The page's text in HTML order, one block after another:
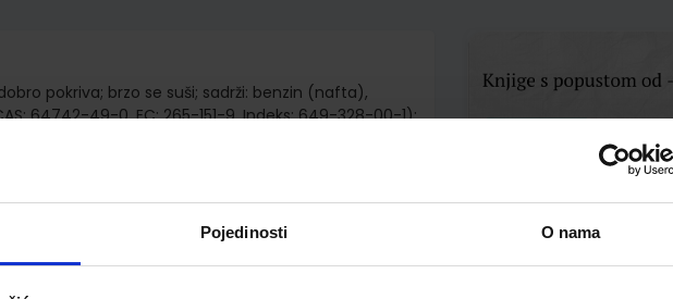
Pojedinosti O nama
pokriva; brzo se suši; sadrži: benzin (nafta),
64742-49-0, EC: 265-151-9, Indeks: 649-328-00-1);
i para. H315: Nadražuje kožu. H336: Može
za vodeni okoliš s dugotrajnim učincima. Oznake
od topline, vrućih površina, iskri i ostalih
gutanjem nazvati liječnika